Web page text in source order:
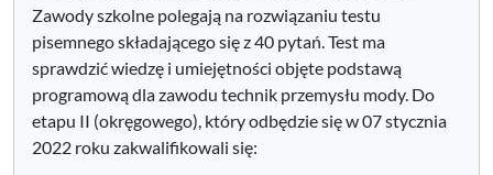
Zawody szkolne polegają na rozwiązaniu testu
pisemnego składającego się z 40 pytań. Test ma
sprawdzić wiedzę i umiejętności objęte podstawą
programową dla zawodu technik przemysłu mody. Do
etapu II (okręgowego), który odbędzie się w 07 stycznia
2022 roku zakwalifikowali się: